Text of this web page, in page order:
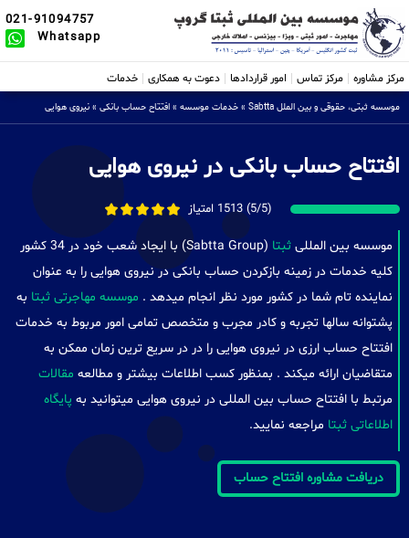
021-91094757
Whatsapp
مرکز مشاوره مرکز تماس امور قراردادها دعوت به همکاری خدمات
موسسه ثبتی، حقوقی و بین الملل Sabtta » خدمات موسسه » افتتاح حساب بانکی » نیروی هوایی
افتتاح حساب بانکی در نیروی هوایی
(5/5) 1513 امتیاز
موسسه بین المللی ثبتا
(Sabtta Group) با ایجاد شعب خود در 34 کشور
کلیه خدمات در زمینه بازکردن حساب بانکی در نیروی هوایی را به عنوان
نماینده تام شما در کشور مورد نظر انجام میدهد . موسسه مهاجرتی ثبتا به
پشتوانه سالها تجربه و کادر مجرب و متخصص تمامی امور مربوط به خدمات
افتتاح حساب ارزی در نیروی هوایی را در در سریع ترین زمان ممکن به
متقاضیان ارائه میکند . بمنظور کسب اطلاعات بیشتر و مطالعه مقالات
مرتبط با افتتاح حساب بین المللی در نیروی هوایی میتوانید به پایگاه
اطلاعاتی ثبتا مراجعه نمایید.
دریافت مشاوره افتتاح حساب